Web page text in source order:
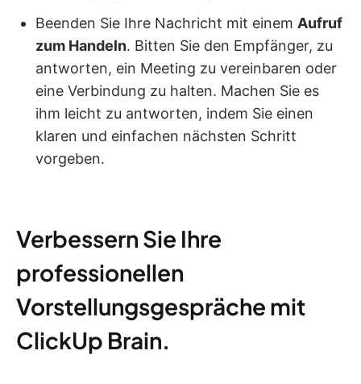
Beenden Sie Ihre Nachricht mit einem Aufruf
zum Handeln. Bitten Sie den Empfänger, zu
antworten, ein Meeting zu vereinbaren oder
eine Verbindung zu halten. Machen Sie es
ihm leicht zu antworten, indem Sie einen
klaren und einfachen nächsten Schritt
vorgeben.
Verbessern Sie Ihre
professionellen
Vorstellungsgespräche mit
ClickUp Brain.